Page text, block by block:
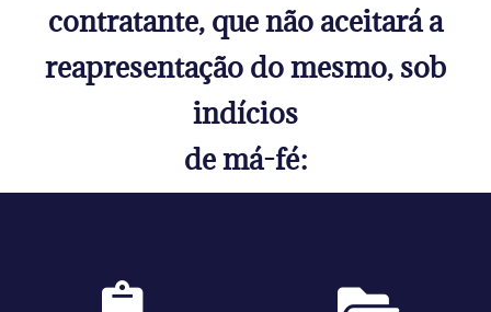
contratante, que não aceitará a
reapresentação do mesmo, sob
indícios
de má-fé: